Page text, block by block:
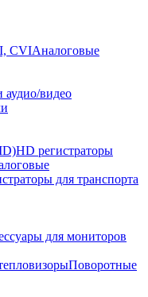
CVIАналоговые
аудио/видео
HD регистраторы
для транспорта
для мониторов
Поворотные